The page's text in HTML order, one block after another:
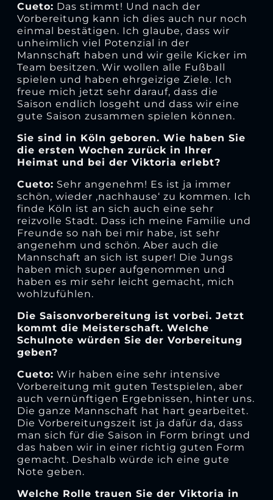
Cueto: Das stimmt! Und nach der
Vorbereitung kann ich dies auch nur noch
einmal bestätigen. Ich glaube, dass wir
unheimlich viel Potenzial in der
Mannschaft haben und wir geile Kicker im
Team besitzen. Wir wollen alle Fußball
spielen und haben ehrgeizige Ziele. Ich
freue mich jetzt sehr darauf, dass die
Saison endlich losgeht und dass wir eine
gute Saison zusammen spielen können.
Sie sind in Köln geboren. Wie haben Sie
die ersten Wochen zurück in Ihrer
Heimat und bei der Viktoria erlebt?
Cueto: Sehr angenehm! Es ist ja immer
schön, wieder ‚nachhause‘ zu kommen. Ich
finde Köln ist an sich auch eine sehr
reizvolle Stadt. Dass ich meine Familie und
Freunde so nah bei mir habe, ist sehr
angenehm und schön. Aber auch die
Mannschaft an sich ist super! Die Jungs
haben mich super aufgenommen und
haben es mir sehr leicht gemacht, mich
wohlzufühlen.
Die Saisonvorbereitung ist vorbei. Jetzt
kommt die Meisterschaft. Welche
Schulnote würden Sie der Vorbereitung
geben?
Cueto: Wir haben eine sehr intensive
Vorbereitung mit guten Testspielen, aber
auch vernünftigen Ergebnissen, hinter uns.
Die ganze Mannschaft hat hart gearbeitet.
Die Vorbereitungszeit ist ja dafür da, dass
man sich für die Saison in Form bringt und
das haben wir in einer richtig guten Form
gemacht. Deshalb würde ich eine gute
Note geben.
Welche Rolle trauen Sie der Viktoria in